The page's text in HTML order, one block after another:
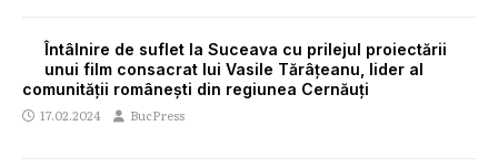
Întâlnire de suflet la Suceava cu prilejul proiectării
unui film consacrat lui Vasile Tărâțeanu, lider al
comunității românești din regiunea Cernăuți
17.02.2024 BucPress